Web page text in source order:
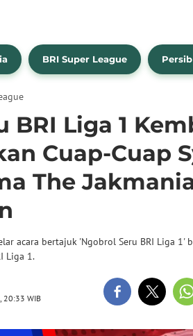
BRI Super League
BRI Liga 1
Cuap-Cuap
The
acara bertajuk 'Ngobrol Seru BRI Liga 1'
Liga 1.
20:33 WIB